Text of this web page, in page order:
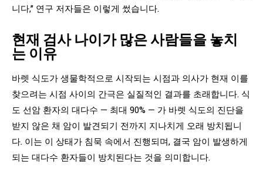
니다,” 연구 저자들은 이렇게 썼습니다.
현재 검사 나이가 많은 사람들을 놓치
는 이유
바렛 식도가 생물학적으로 시작되는 시점과 의사가 현재 이를
찾으려는 시점 사이의 간극은 실질적인 결과를 초래합니다. 식
도 선암 환자의 대다수 — 최대 90% — 가 바렛 식도의 진단을
받지 않은 채 암이 발견되기 전까지 지나치게 오래 방치됩니
다. 이는 이 상태가 침묵 속에서 진행되며, 결국 암이 발생하게
되는 대다수 환자들이 방치된다는 것을 의미합니다.